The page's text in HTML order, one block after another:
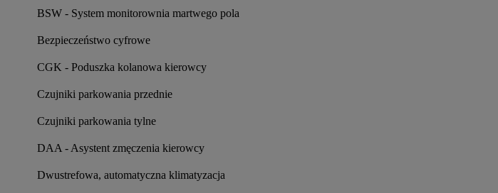
BSW - System monitorownia martwego pola
Bezpieczeństwo cyfrowe
CGK - Poduszka kolanowa kierowcy
Czujniki parkowania przednie
Czujniki parkowania tylne
DAA - Asystent zmęczenia kierowcy
Dwustrefowa, automatyczna klimatyzacja